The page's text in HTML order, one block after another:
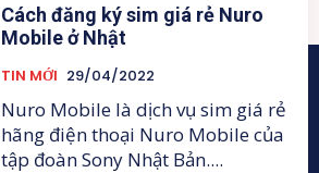
Cách đăng ký sim giá rẻ Nuro
Mobile ở Nhật
TIN MỚI 29/04/2022
Nuro Mobile là dịch vụ sim giá rẻ
hãng điện thoại Nuro Mobile của
tập đoàn Sony Nhật Bản....